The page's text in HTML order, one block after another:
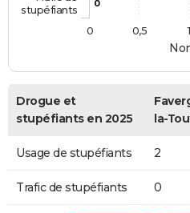
0
stupéfiants
0
0,5 1
Drogue et
stupéfiants en 2025
la-
Usage de stupéfiants 2
Trafic de stupéfiants 0